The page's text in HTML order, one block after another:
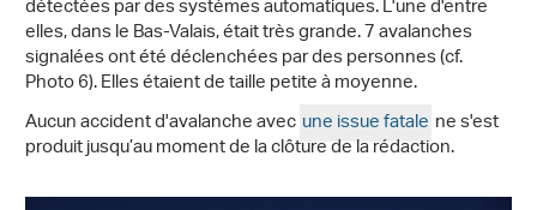
détectées par des systèmes automatiques. L'une d'entre
elles, dans le Bas-Valais, était très grande. 7 avalanches
signalées ont été déclenchées par des personnes (cf.
Photo 6). Elles étaient de taille petite à moyenne.
Aucun accident d'avalanche avecune issue fatale ne s'est
produit jusqu’au moment de la clôture de la rédaction.